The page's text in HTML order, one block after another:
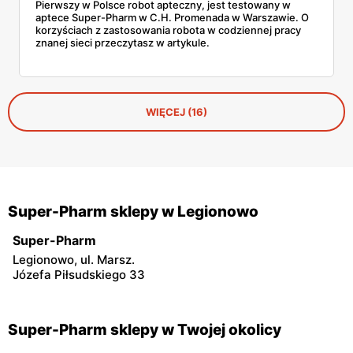
Pierwszy w Polsce robot apteczny, jest testowany w
aptece Super-Pharm w C.H. Promenada w Warszawie. O
korzyściach z zastosowania robota w codziennej pracy
znanej sieci przeczytasz w artykule.
WIĘCEJ (16)
Super-Pharm sklepy w Legionowo
Super-Pharm
Legionowo, ul. Marsz.
Józefa Piłsudskiego 33
Super-Pharm sklepy w Twojej okolicy